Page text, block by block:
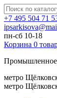
+7 495 504 71
пн-сб 10-18
Корзина 0
Промышленное
метро
метро